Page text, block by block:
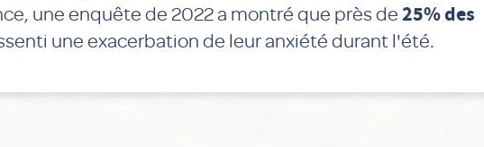
une enquête de 2022 a montré que près de25% des
une exacerbation de leur anxiété durant l'été.